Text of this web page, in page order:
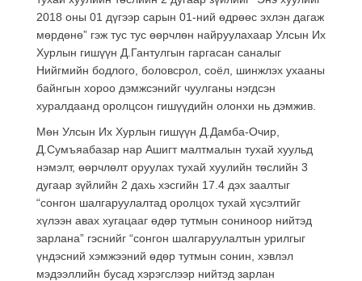
2018 оны 01 дүгээр сарын 01-ний өдрөөс эхлэн дагаж
мөрдөнө” гэж тус тус өөрчлөн найруулахаар Улсын Их
Хурлын гишүүн Д.Гантулгын гаргасан саналыг
Нийгмийн бодлого, боловсрол, соёл, шинжлэх ухааны
байнгын хороо дэмжсэнийг чуулганы нэгдсэн
хуралдаанд оролцсон гишүүдийн олонхи нь дэмжив.
Мөн Улсын Их Хурлын гишүүн Д.Дамба-Очир,
Д.Сумъяабазар нар Ашигт малтмалын тухай хуульд
нэмэлт, өөрчлөлт оруулах тухай хуулийн төслийн 3
дугаар зүйлийн 2 дахь хэсгийн 17.4 дэх заалтыг
“сонгон шалгаруулалтад оролцох тухай хүсэлтийг
хүлээн авах хугацааг өдөр тутмын сониноор нийтэд
зарлана” гэснийг “сонгон шалгаруулалтын урилгыг
үндэсний хэмжээний өдөр тутмын сонин, хэвлэл
мэдээллийн бусад хэрэгслээр нийтэд зарлан